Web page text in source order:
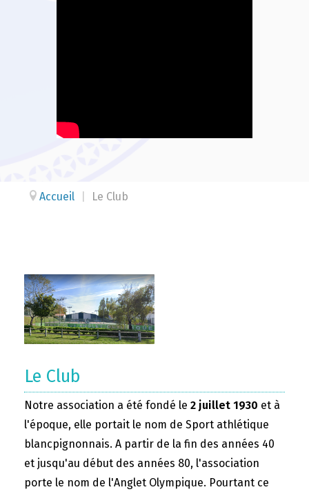
Accueil Le Club
Le Club
Notre association a été fondé le 2 juillet 1930 et à
l'époque, elle portait le nom de Sport athlétique
blancpignonnais. A partir de la fin des années 40
et jusqu'au début des années 80, l'association
porte le nom de l'Anglet Olympique. Pourtant ce